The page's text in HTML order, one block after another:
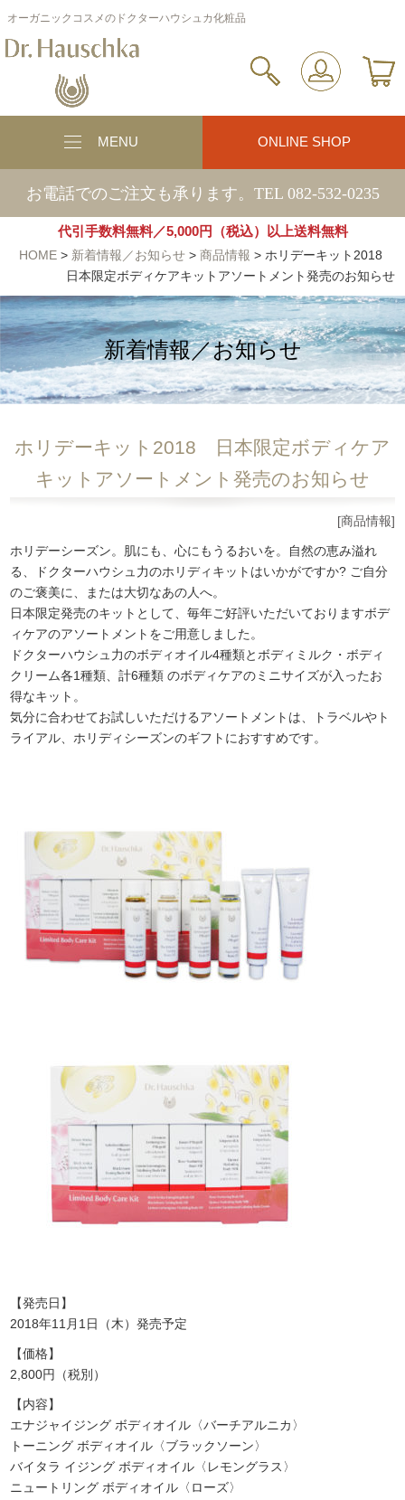
オーガニックコスメのドクターハウシュカ化粧品
MENU ONLINE SHOP
お電話でのご注文も承ります。TEL 082-532-0235
代引手数料無料／5,000円（税込）以上送料無料
HOME> 新着情報／お知らせ> 商品情報 > ホリデーキット2018
日本限定ボディケアキットアソートメント発売のお知らせ
新着情報／お知らせ
ホリデーキット2018 日本限定ボディケア
キットアソートメント発売のお知らせ
[商品情報]
ホリデーシーズン。肌にも、心にもうるおいを。自然の恵み溢れ
る、ドクターハウシュ力のホリディキットはいかがですか? ご自分
のご褒美に、または大切なあの人へ。
日本限定発売のキットとして、毎年ご好評いただいておりますボデ
ィケアのアソートメントをご用意しました。
ドクターハウシュ力のボディオイル4種類とボディミルク・ボディ
クリーム各1種類、計6種類 のボディケアのミニサイズが入ったお
得なキット。
気分に合わせてお試しいただけるアソートメントは、トラベルやト
ライアル、ホリディシーズンのギフトにおすすめです。
【発売日】
2018年11月1日（木）発売予定
【価格】
2,800円（税別）
【内容】
エナジャイジング ボディオイル〈バーチアルニカ〉
トーニング ボディオイル〈ブラックソーン〉
バイタラ イジング ボディオイル〈レモングラス〉
ニュートリング ボディオイル〈ローズ〉